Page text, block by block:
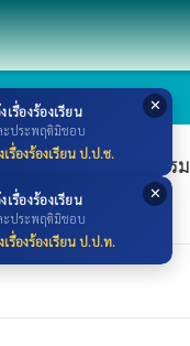
✕
เรื่องร้องเรียน
ะประพฤติมิชอบ
รื่องร้องเรียน ป.ป.ช.
✕
เรื่องร้องเรียน
ะประพฤติมิชอบ
เรื่องร้องเรียน ป.ป.ท.
ส เข้าร่วมโครงการอบรม